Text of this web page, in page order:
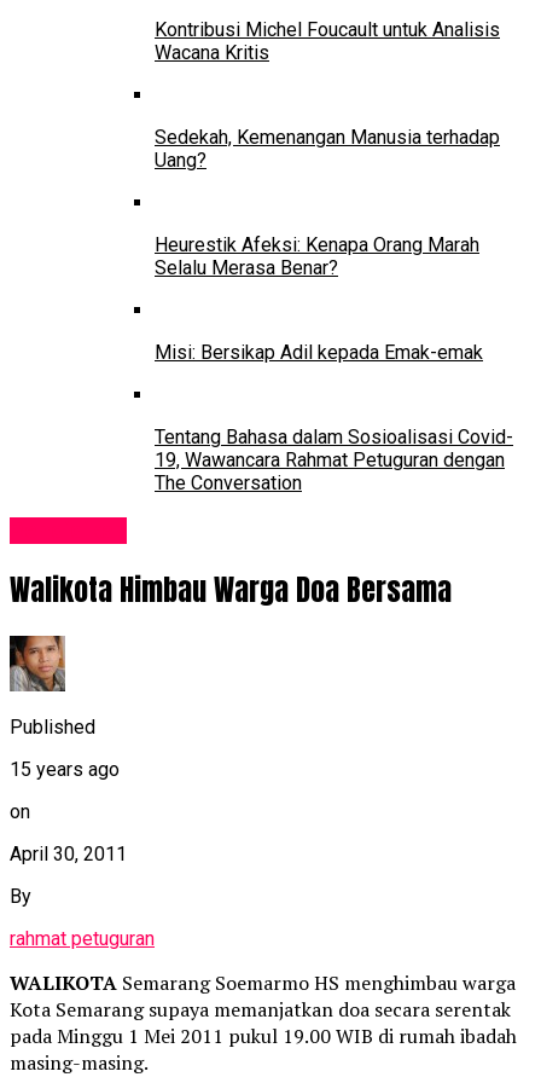
Kontribusi Michel Foucault untuk Analisis
Wacana Kritis
Sedekah, Kemenangan Manusia terhadap
Uang?
Heurestik Afeksi: Kenapa Orang Marah
Selalu Merasa Benar?
Misi: Bersikap Adil kepada Emak-emak
Tentang Bahasa dalam Sosioalisasi Covid-
19, Wawancara Rahmat Petuguran dengan
The Conversation
Walikota Himbau Warga Doa Bersama
Published
15 years ago
on
April 30, 2011
By
rahmat petuguran
WALIKOTA Semarang Soemarmo HS menghimbau warga
Kota Semarang supaya memanjatkan doa secara serentak
pada Minggu 1 Mei 2011 pukul 19.00 WIB di rumah ibadah
masing-masing.